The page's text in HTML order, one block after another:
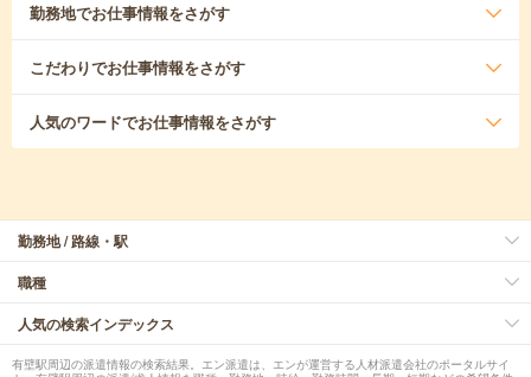
勤務地でお仕事情報をさがす
こだわりでお仕事情報をさがす
人気のワードでお仕事情報をさがす
勤務地 / 路線・駅
職種
人気の検索インデックス
有壁駅周辺の派遣情報の検索結果。エン派遣は、エンが運営する人材派遣会社のポータルサイ